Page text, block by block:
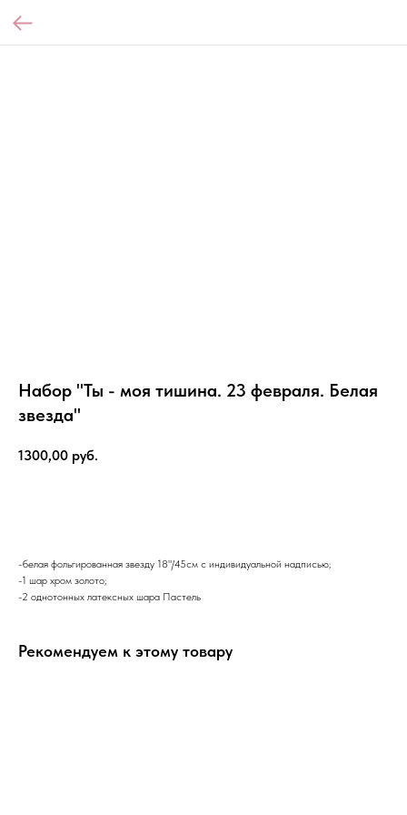
Набор "Ты - моя тишина. 23 февраля. Белая
звезда"
1300,00 руб.
-белая фольгированная звезду 18"/45см с индивидуальной надписью;
-1 шар хром золото;
-2 однотонных латексных шара Пастель
Рекомендуем к этому товару